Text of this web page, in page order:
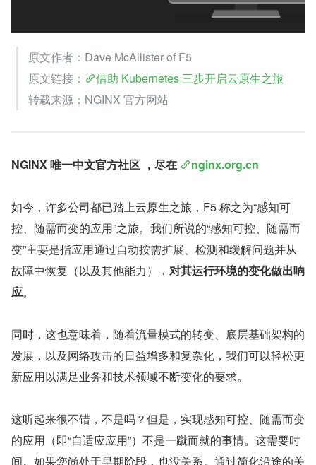
原文作者：Dave McAllister of F5
原文链接：
借助 Kubernetes 三步开启云原生之旅
转载来源：NGINX 官方网站
NGINX 唯一中文官方社区 ，尽在 nginx.org.cn
如今，许多公司都已踏上云原生之旅，F5 称之为“感知可
控、随需而变的应用”之旅。我们所说的“感知可控、随需而
变”主要是指应用通过自动按需扩展、检测和缓解问题并从
故障中恢复（以及其他能力）， 对其运行环境的变化做出响
应。
同时，这也意味着，随着流量模式的转变、底层基础架构的
发展，以及网络攻击的日益增多和复杂化，我们可以轻松更
新应用以满足业务和技术领域不断变化的要求。
这听起来很不错，不是吗？但是，实现感知可控、随需而变
的应用（即“自适应应用”）不是一蹴而就的事情。这需要时
间。如果您尚处于早期阶段，也没关系。通过简化沿途的关